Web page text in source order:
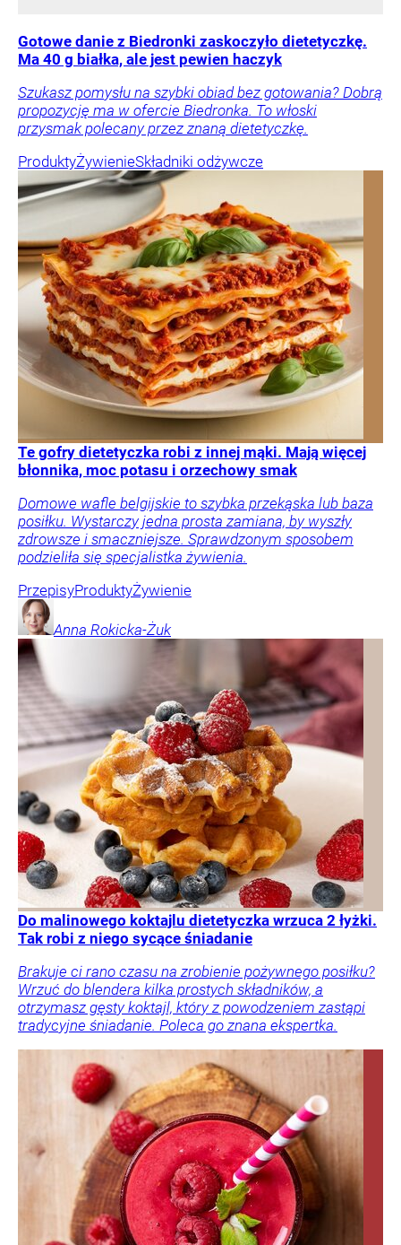
Gotowe danie z Biedronki zaskoczyło dietetyczkę.
Ma 40 g białka, ale jest pewien haczyk
Szukasz pomysłu na szybki obiad bez gotowania? Dobrą
propozycję ma w ofercie Biedronka. To włoski
przysmak polecany przez znaną dietetyczkę.
ProduktyŻywienieSkładniki odżywcze
Te gofry dietetyczka robi z innej mąki. Mają więcej
błonnika, moc potasu i orzechowy smak
Domowe wafle belgijskie to szybka przekąska lub baza
posiłku. Wystarczy jedna prosta zamiana, by wyszły
zdrowsze i smaczniejsze. Sprawdzonym sposobem
podzieliła się specjalistka żywienia.
PrzepisyProduktyŻywienie
Anna Rokicka-Żuk
Do malinowego koktajlu dietetyczka wrzuca 2 łyżki.
Tak robi z niego sycące śniadanie
Brakuje ci rano czasu na zrobienie pożywnego posiłku?
Wrzuć do blendera kilka prostych składników, a
otrzymasz gęsty koktajl, który z powodzeniem zastąpi
tradycyjne śniadanie. Poleca go znana ekspertka.